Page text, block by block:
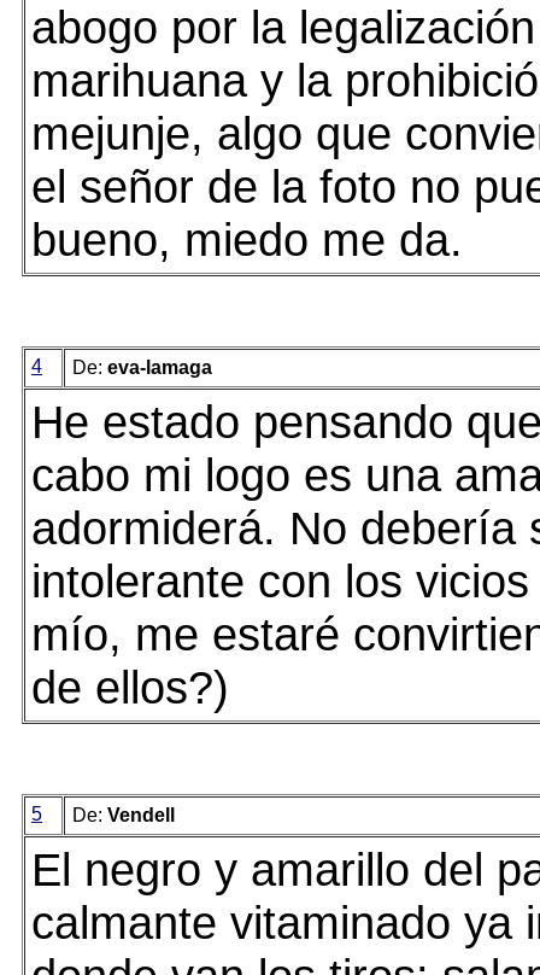
abogo por la
marihuana y la
mejunje, algo que
el señor de la foto no
bueno, miedo me da.
4 De: eva-lamaga
He estado pensando
cabo mi logo es una
adormiderá. No debería
intolerante con los
mío, me estaré
de ellos?)
5 De: Vendell
El negro y amarillo del
calmante vitaminado ya